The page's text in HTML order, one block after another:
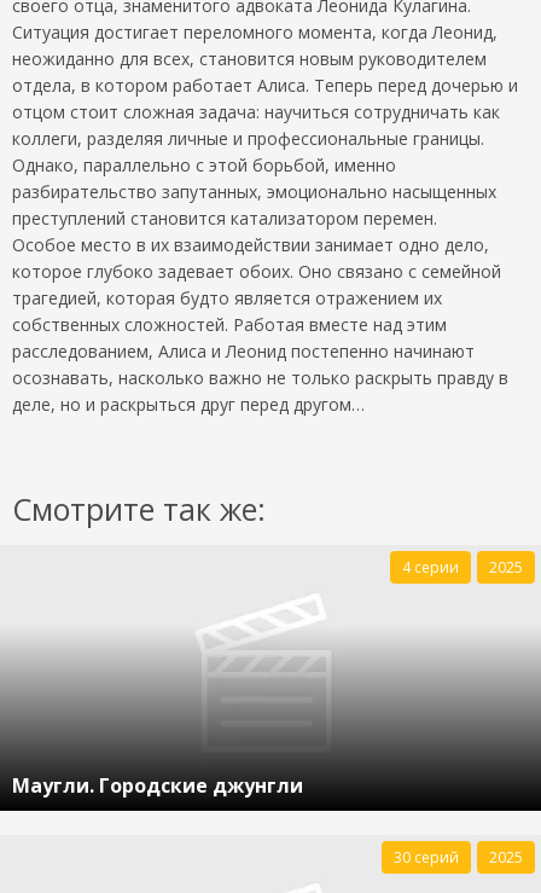
своего отца, знаменитого адвоката Леонида Кулагина.
Ситуация достигает переломного момента, когда Леонид,
неожиданно для всех, становится новым руководителем
отдела, в котором работает Алиса. Теперь перед дочерью и
отцом стоит сложная задача: научиться сотрудничать как
коллеги, разделяя личные и профессиональные границы.
Однако, параллельно с этой борьбой, именно
разбирательство запутанных, эмоционально насыщенных
преступлений становится катализатором перемен.
Особое место в их взаимодействии занимает одно дело,
которое глубоко задевает обоих. Оно связано с семейной
трагедией, которая будто является отражением их
собственных сложностей. Работая вместе над этим
расследованием, Алиса и Леонид постепенно начинают
осознавать, насколько важно не только раскрыть правду в
деле, но и раскрыться друг перед другом…
Смотрите так же:
Маугли. Городские джунгли
4 серии 2025
30 серий 2025